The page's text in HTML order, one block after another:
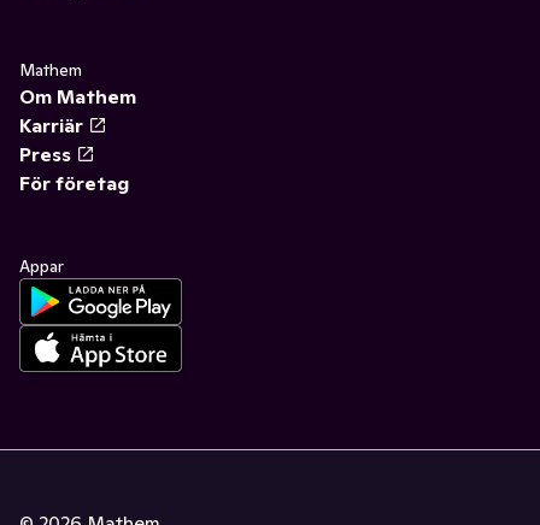
Mathem
Om Mathem
Karriär
Press
För företag
Appar